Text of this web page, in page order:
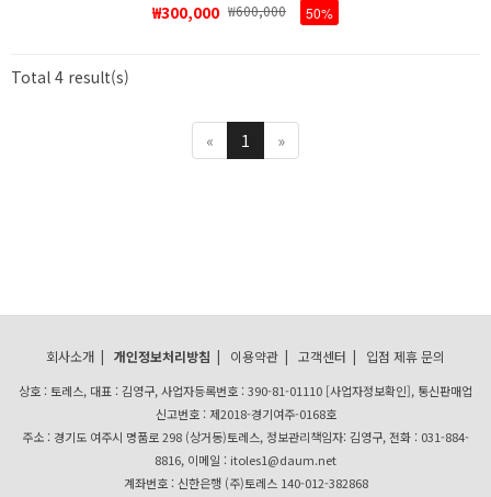
₩300,000 ₩600,000 50%
Total 4 result(s)
« 1 »
회사소개 | 개인정보처리방침 | 이용약관 | 고객센터 | 입점 제휴 문의
상호 : 토레스, 대표 : 김영구, 사업자등록번호 : 390-81-01110 [사업자정보확인], 통신판매업
신고번호 : 제2018-경기여주-0168호
주소 : 경기도 여주시 명품로 298 (상거동)토레스, 정보관리책임자: 김영구, 전화 : 031-884-
8816, 이메일 : itoles1@daum.net
계좌번호 : 신한은행 (주)토레스 140-012-382868